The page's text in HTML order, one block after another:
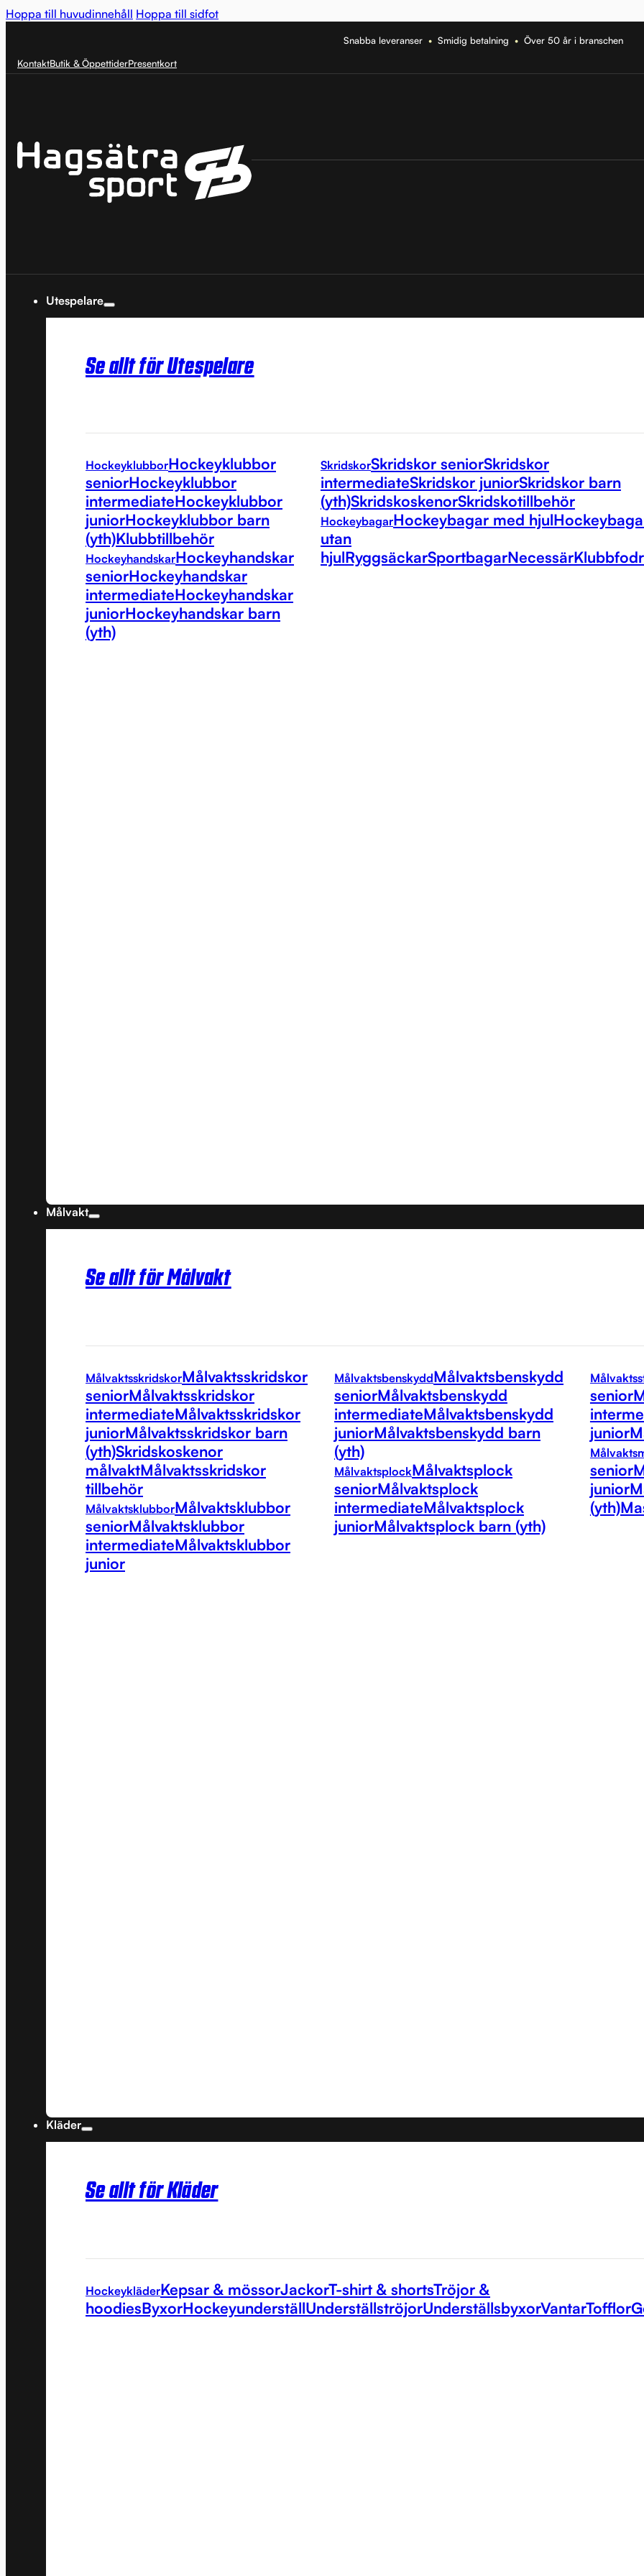
Hoppa till huvudinnehåll Hoppa till sidfot
Snabba leveranser •Smidig betalning •Över 50 år i branschen
KontaktButik & ÖppettiderPresentkort
Utespelare
Se allt för Utespelare
HockeyklubborHockeyklubbor
seniorHockeyklubbor
intermediateHockeyklubbor
juniorHockeyklubbor barn
(yth)Klubbtillbehör
HockeyhandskarHockeyhandskar
seniorHockeyhandskar
intermediateHockeyhandskar
juniorHockeyhandskar barn
(yth)
SkridskorSkridskor seniorSkridskor
intermediateSkridskor juniorSkridskor barn
(yth)SkridskoskenorSkridskotillbehör
HockeybagarHockeybagar med hjul
utan
hjulRyggsäckarSportbagarNecessär
Målvakt
Se allt för Målvakt
MålvaktsskridskorMålvaktsskridskor
seniorMålvaktsskridskor
intermediateMålvaktsskridskor
juniorMålvaktsskridskor barn
(yth)Skridskoskenor
målvaktMålvaktsskridskor
tillbehör
MålvaktsklubborMålvaktsklubbor
seniorMålvaktsklubbor
intermediateMålvaktsklubbor
junior
MålvaktsbenskyddMålvaktsbenskydd
seniorMålvaktsbenskydd
intermediateMålvaktsbenskydd
juniorMålvaktsbenskydd barn
(yth)
MålvaktsplockMålvaktsplock
seniorMålvaktsplock
intermediateMålvaktsplock
juniorMålvaktsplock barn (yth)
senior
junior
senior
junior
(yth)
Kläder
Se allt för Kläder
HockeykläderKepsar & mössorJackorT-shirt & shortsTröjor &
hoodiesByxorHockeyunderställUnderställströjorUnderställsbyxorVantarTofflor